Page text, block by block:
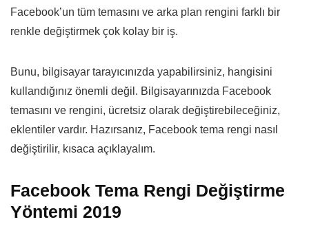
Facebook’un tüm temasını ve arka plan rengini farklı bir
renkle değiştirmek çok kolay bir iş.
Bunu, bilgisayar tarayıcınızda yapabilirsiniz, hangisini
kullandığınız önemli değil. Bilgisayarınızda Facebook
temasını ve rengini, ücretsiz olarak değiştirebileceğiniz,
eklentiler vardır. Hazırsanız, Facebook tema rengi nasıl
değiştirilir, kısaca açıklayalım.
Facebook Tema Rengi Değiştirme
Yöntemi 2019